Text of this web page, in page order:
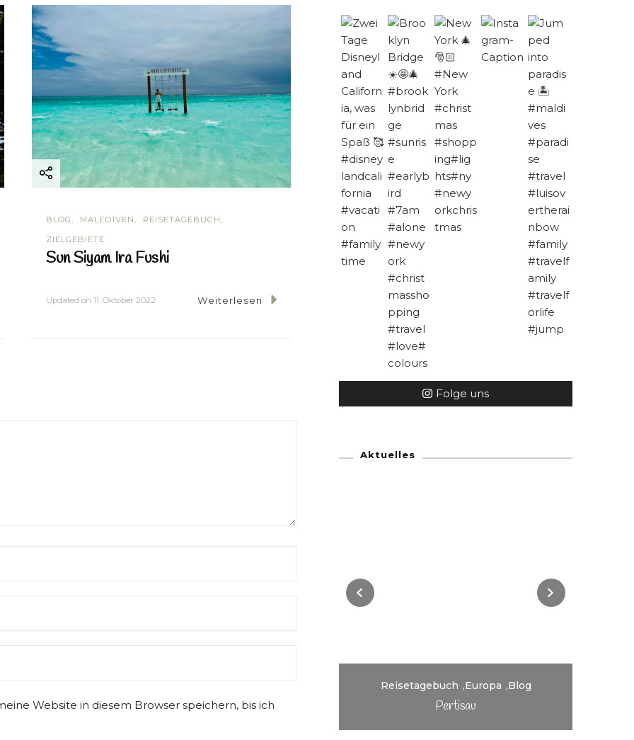
BLOG MALEDIVEN
REISETAGEBUCH
ZIELGEBIETE
Sun Siyam Ira Fushi
Updated on 11. Oktober 2022 Weiterlesen
Website in diesem Browser speichern, bis ich
Folge uns
Aktuelles
Blog
Europa
Reisetagebuch
Pertisau
Cape Cod